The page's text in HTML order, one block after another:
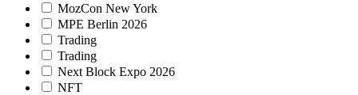
MozCon New York
MPE Berlin 2026
Trading
Trading
Next Block Expo 2026
NFT